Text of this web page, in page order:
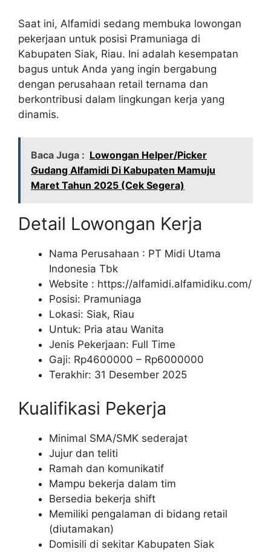
Saat ini, Alfamidi sedang membuka lowongan
pekerjaan untuk posisi Pramuniaga di
Kabupaten Siak, Riau. Ini adalah kesempatan
bagus untuk Anda yang ingin bergabung
dengan perusahaan retail ternama dan
berkontribusi dalam lingkungan kerja yang
dinamis.
Baca Juga : Lowongan Helper/Picker
Gudang Alfamidi Di Kabupaten Mamuju
Maret Tahun 2025 (Cek Segera)
Detail Lowongan Kerja
Nama Perusahaan : PT Midi Utama
Indonesia Tbk
Website : https://alfamidi.alfamidiku.com/
Posisi: Pramuniaga
Lokasi: Siak, Riau
Untuk: Pria atau Wanita
Jenis Pekerjaan: Full Time
Gaji: Rp4600000 – Rp6000000
Terakhir: 31 Desember 2025
Kualifikasi Pekerja
Minimal SMA/SMK sederajat
Jujur dan teliti
Ramah dan komunikatif
Mampu bekerja dalam tim
Bersedia bekerja shift
Memiliki pengalaman di bidang retail
(diutamakan)
Domisili di sekitar Kabupaten Siak